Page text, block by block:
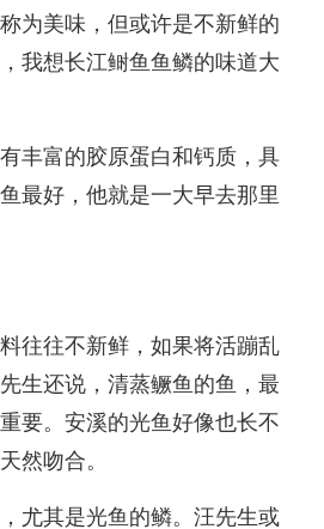
为美味，但或许是不新鲜的
我想长江鲥鱼鱼鳞的味道大
丰富的胶原蛋白和钙质，具
最好，他就是一大早去那里
往往不新鲜，如果将活蹦乱
生还说，清蒸鳜鱼的鱼，最
要。安溪的光鱼好像也长不
然吻合。
尤其是光鱼的鳞。汪先生或